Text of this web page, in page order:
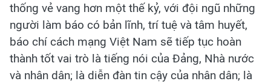
thống vẻ vang hơn một thế kỷ, với đội ngũ những
người làm báo có bản lĩnh, trí tuệ và tâm huyết,
báo chí cách mạng Việt Nam sẽ tiếp tục hoàn
thành tốt vai trò là tiếng nói của Đảng, Nhà nước
và nhân dân; là diễn đàn tin cậy của nhân dân; là